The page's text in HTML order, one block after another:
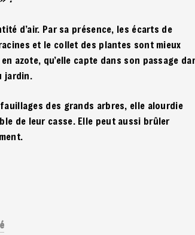
d’air. Par sa présence, les écarts de
et le collet des plantes sont mieux
azote, qu’elle capte dans son passage
jardin.
des grands arbres, elle alourdie
de leur casse. Elle peut aussi brûler